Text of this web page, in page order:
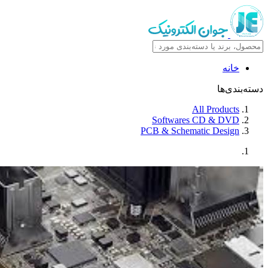
خانه
دسته‌بندی‌ها
All Products
Softwares CD & DVD
PCB & Schematic Design